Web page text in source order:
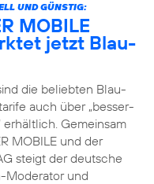
UND GÜNSTIG:
MOBILE
jetzt Blau-
die beliebten Blau-
auch über „besser-
erhältlich. Gemeinsam
MOBILE und der
steigt der deutsche
Moderator und